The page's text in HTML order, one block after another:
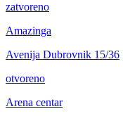
zatvoreno
Amazinga
Avenija Dubrovnik 15/36
otvoreno
Arena centar